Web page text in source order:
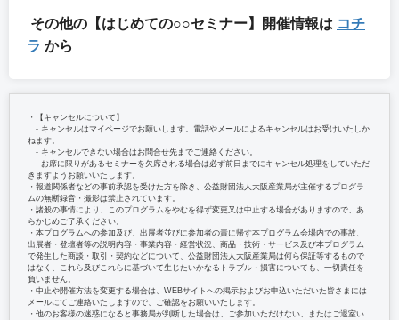
その他の【はじめての○○セミナー】開催情報は コチ
ラ から
・【キャンセルについて】
‐ キャンセルはマイページでお願いします。電話やメールによるキャンセルはお受けいたしか
ねます。
‐ キャンセルできない場合はお問合せ先までご連絡ください。
‐ お席に限りがあるセミナーを欠席される場合は必ず前日までにキャンセル処理をしていただ
きますようお願いいたします。
・報道関係者などの事前承認を受けた方を除き、公益財団法人大阪産業局が主催するプログラ
ムの無断録音・撮影は禁止されています。
・諸般の事情により、このプログラムをやむを得ず変更又は中止する場合がありますので、あ
らかじめご了承ください。
・本プログラムへの参加及び、出展者並びに参加者の責に帰す本プログラム会場内での事故、
出展者・登壇者等の説明内容・事業内容・経営状況、商品・技術・サービス及び本プログラム
で発生した商談・取引・契約などについて、公益財団法人大阪産業局は何ら保証等するもので
はなく、これら及びこれらに基づいて生じたいかなるトラブル・損害についても、一切責任を
負いません。
・中止や開催方法を変更する場合は、WEBサイトへの掲示およびお申込いただいた皆さまには
メールにてご連絡いたしますので、ご確認をお願いいたします。
・他のお客様の迷惑になると事務局が判断した場合は、ご参加いただけない、またはご退室い